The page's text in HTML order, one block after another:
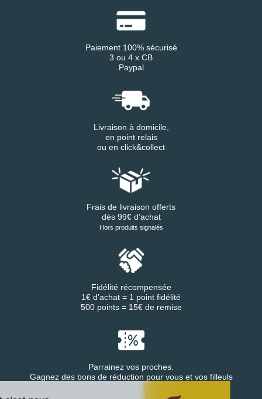
Continuer sans accepter
Paiement 100% sécurisé
3 ou 4 x CB
Paypal
Livraison à domicile,
en point relais
ou en click&collect
Frais de livraison offerts
dès 99€ d’achat
Hors produits signalés
Fidélité récompensée
1€ d’achat = 1 point fidélité
500 points = 15€ de remise
Parrainez vos proches.
Gagnez des bons de réduction pour vous et vos filleuls